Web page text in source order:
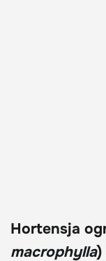
Hortensja
macrophylla)